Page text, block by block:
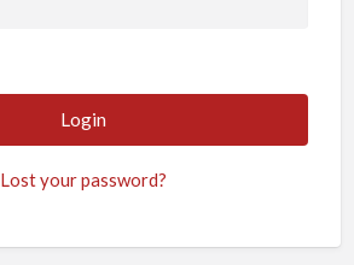
Lost your password?